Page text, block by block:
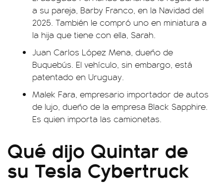
a su pareja, Barby Franco, en la Navidad del
2025. También le compró uno en miniatura a
la hija que tiene con ella, Sarah.
Juan Carlos López Mena, dueño de
Buquebús. El vehículo, sin embargo, está
patentado en Uruguay.
Malek Fara, empresario importador de autos
de lujo, dueño de la empresa Black Sapphire.
Es quien importa las camionetas.
Qué dijo Quintar de
su Tesla Cybertruck